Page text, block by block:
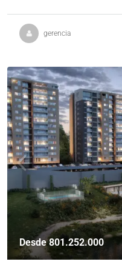
gerencia
Desde 801.252.000